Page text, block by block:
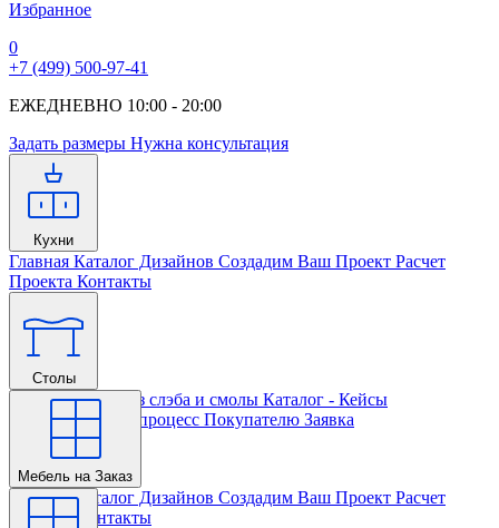
Избранное
0
+7 (499) 500-97-41
ЕЖЕДНЕВНО 10:00 - 20:00
Задать размеры Нужна консультация
Кухни
Главная Каталог Дизайнов Создадим Ваш Проект Расчет
Проекта Контакты
Столы
Главная Столы из слэба и смолы Каталог - Кейсы
Кастомизации и процесс Покупателю Заявка
Мебель на Заказ
Главная Каталог Дизайнов Создадим Ваш Проект Расчет
Проекта
Контакты